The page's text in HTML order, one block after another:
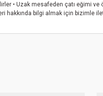
• Uzak mesafeden çatı eğimi
hakkında bilgi almak için bizimle